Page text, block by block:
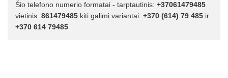
Šio telefono numerio formatai - tarptautinis: +37061479485
vietinis: 861479485 kiti galimi variantai: +370 (614) 79 485 ir
+370 614 79485